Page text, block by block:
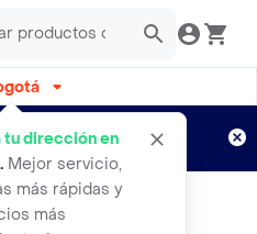
tu dirección en
. Mejor servicio,
más rápidas y
más
semanas
Aplican TyC
Wella